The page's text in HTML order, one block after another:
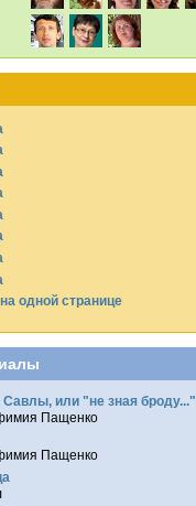
одной странице
или "не зная броду..."
Пащенко
Пащенко